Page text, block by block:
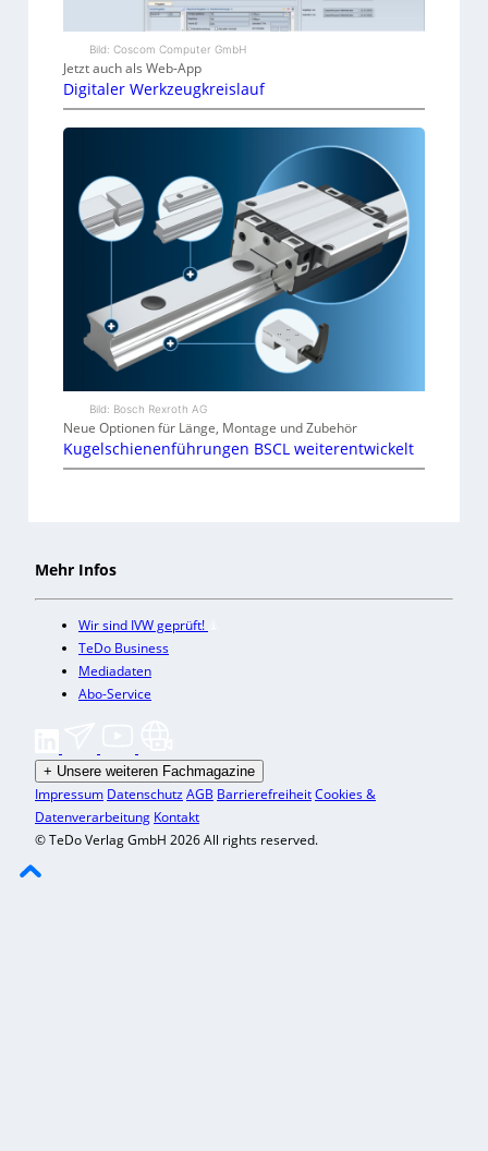
Bild: Coscom Computer GmbH
Jetzt auch als Web-App
Digitaler Werkzeugkreislauf
Bild: Bosch Rexroth AG
Neue Optionen für Länge, Montage und Zubehör
Kugelschienenführungen BSCL weiterentwickelt
Mehr Infos
Wir sind IVW geprüft!
TeDo Business
Mediadaten
Abo-Service
+ Unsere weiteren Fachmagazine
Impressum DatenschutzAGB BarrierefreiheitCookies &
Datenverarbeitung Kontakt
© TeDo Verlag GmbH 2026 All rights reserved.